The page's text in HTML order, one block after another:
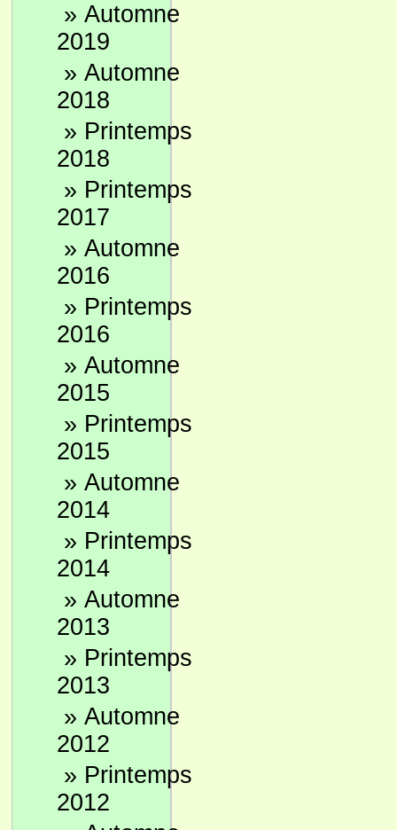
» Automne
2019
» Automne
2018
» Printemps
2018
» Printemps
2017
» Automne
2016
» Printemps
2016
» Automne
2015
» Printemps
2015
» Automne
2014
» Printemps
2014
» Automne
2013
» Printemps
2013
» Automne
2012
» Printemps
2012